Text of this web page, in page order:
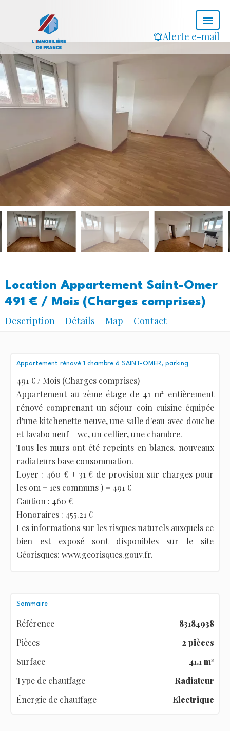
Alerte e-mail
Location Appartement Saint-Omer
491 € / Mois (Charges comprises)
Description
Détails Map Contact
Appartement rénové 1 chambre à SAINT-OMER, parking
491 € / Mois (Charges comprises)
Appartement au 2ème étage de 41 m² entièrement
rénové comprenant un séjour coin cuisine équipée
d'une kitchenette neuve, une salle d'eau avec douche
et lavabo neuf + wc, un cellier, une chambre.
Tous les murs ont été repeints en blancs. nouveaux
radiateurs base consommation.
Loyer : 460 € + 31 € de provision sur charges pour
les om + 1es communs ) = 491 €
Caution : 460 €
Honoraires : 455.21 €
Les informations sur les risques naturels auxquels ce
bien est exposé sont disponibles sur le site
Géorisques: www.georisques.gouv.fr.
Sommaire
Référence
83184938
Pièces
2 pièces
Surface
41.1 m²
Type de chauffage
Radiateur
Énergie de chauffage
Electrique